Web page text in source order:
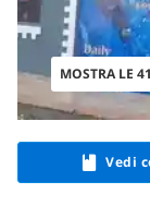
MOSTRA LE
Vedi